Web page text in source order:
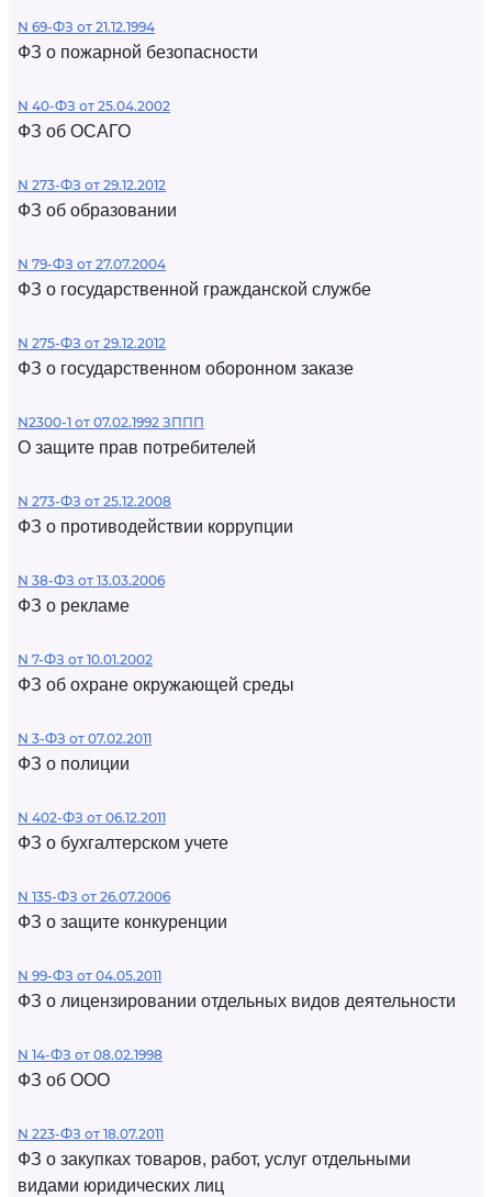
N 69-ФЗ от 21.12.1994
ФЗ о пожарной безопасности
N 40-ФЗ от 25.04.2002
ФЗ об ОСАГО
N 273-ФЗ от 29.12.2012
ФЗ об образовании
N 79-ФЗ от 27.07.2004
ФЗ о государственной гражданской службе
N 275-ФЗ от 29.12.2012
ФЗ о государственном оборонном заказе
N2300-1 от 07.02.1992 ЗППП
О защите прав потребителей
N 273-ФЗ от 25.12.2008
ФЗ о противодействии коррупции
N 38-ФЗ от 13.03.2006
ФЗ о рекламе
N 7-ФЗ от 10.01.2002
ФЗ об охране окружающей среды
N 3-ФЗ от 07.02.2011
ФЗ о полиции
N 402-ФЗ от 06.12.2011
ФЗ о бухгалтерском учете
N 135-ФЗ от 26.07.2006
ФЗ о защите конкуренции
N 99-ФЗ от 04.05.2011
ФЗ о лицензировании отдельных видов деятельности
N 14-ФЗ от 08.02.1998
ФЗ об ООО
N 223-ФЗ от 18.07.2011
ФЗ о закупках товаров, работ, услуг отдельными
видами юридических лиц